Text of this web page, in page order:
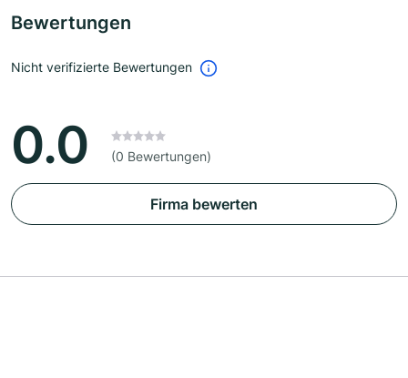
Bewertungen
Nicht verifizierte Bewertungen
0.0 (0 Bewertungen)
Firma bewerten